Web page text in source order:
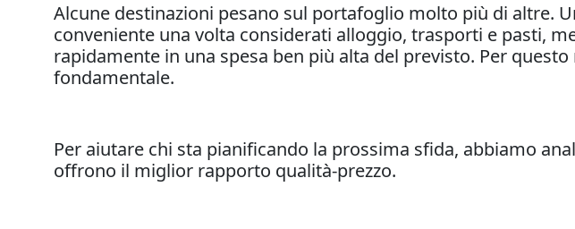
Alcune destinazioni pesano sul portafoglio molto più di altre.
conveniente una volta considerati alloggio, trasporti e pasti,
rapidamente in una spesa ben più alta del previsto. Per
fondamentale.
Per aiutare chi sta pianificando la prossima sfida, abbiamo
offrono il miglior rapporto qualità-prezzo.